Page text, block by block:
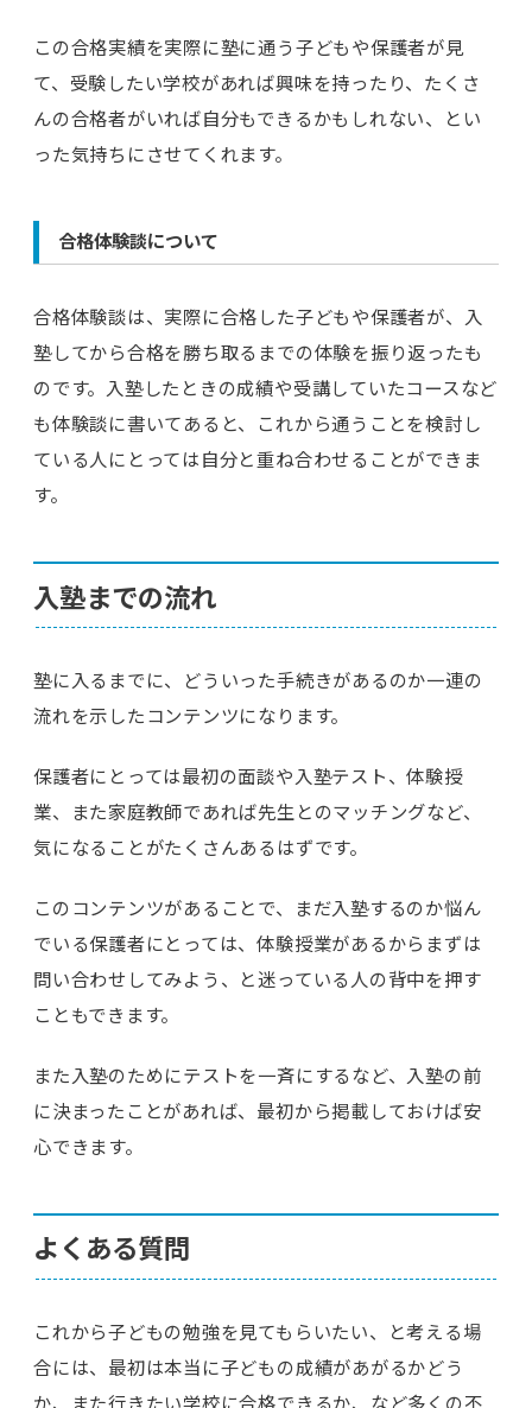
この合格実績を実際に塾に通う子どもや保護者が見
て、受験したい学校があれば興味を持ったり、たくさ
んの合格者がいれば自分もできるかもしれない、とい
った気持ちにさせてくれます。
合格体験談について
合格体験談は、実際に合格した子どもや保護者が、入
塾してから合格を勝ち取るまでの体験を振り返ったも
のです。入塾したときの成績や受講していたコースなど
も体験談に書いてあると、これから通うことを検討し
ている人にとっては自分と重ね合わせることができま
す。
入塾までの流れ
塾に入るまでに、どういった手続きがあるのか一連の
流れを示したコンテンツになります。
保護者にとっては最初の面談や入塾テスト、体験授
業、また家庭教師であれば先生とのマッチングなど、
気になることがたくさんあるはずです。
このコンテンツがあることで、まだ入塾するのか悩ん
でいる保護者にとっては、体験授業があるからまずは
問い合わせしてみよう、と迷っている人の背中を押す
こともできます。
また入塾のためにテストを一斉にするなど、入塾の前
に決まったことがあれば、最初から掲載しておけば安
心できます。
よくある質問
これから子どもの勉強を見てもらいたい、と考える場
合には、最初は本当に子どもの成績があがるかどう
か、また行きたい学校に合格できるか、など多くの不